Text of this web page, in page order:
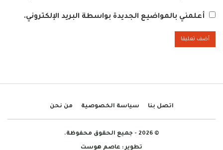
أعلمني بالمواضيع الجديدة بواسطة البريد الإلكتروني.
اتصل بنا سياسة الخصوصية من نحن
© 2026 - جميع الحقوق محفوظة.
تطوير : عاصم هوست